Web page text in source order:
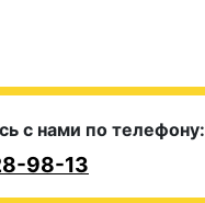
с нами по телефону:
98-13